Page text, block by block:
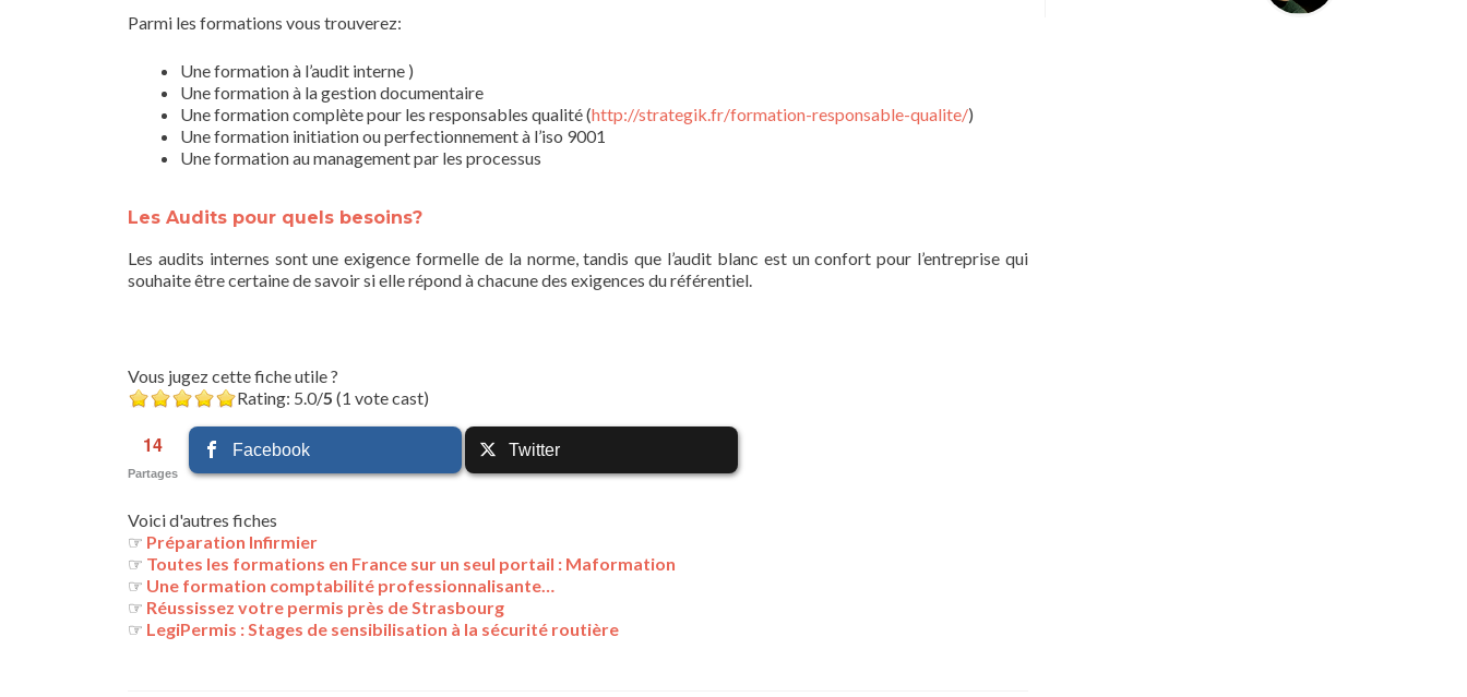
Parmi les formations vous trouverez:
Une formation à l’audit interne )
Une formation à la gestion documentaire
Une formation complète pour les responsables qualité (http://strategik.fr/formation-responsable-qualite/)
Une formation initiation ou perfectionnement à l’iso 9001
Une formation au management par les processus
Les Audits pour quels besoins?
Les audits internes sont une exigence formelle de la norme, tandis que l’audit blanc est un confort pour l’entreprise qui
souhaite être certaine de savoir si elle répond à chacune des exigences du référentiel.
Vous jugez cette fiche utile ?
Rating: 5.0/5 (1 vote cast)
14
Partages
Facebook Twitter
Voici d'autres fiches
☞ Préparation Infirmier
☞ Toutes les formations en France sur un seul portail : Maformation
☞ Une formation comptabilité professionnalisante…
☞ Réussissez votre permis près de Strasbourg
☞ LegiPermis : Stages de sensibilisation à la sécurité routière